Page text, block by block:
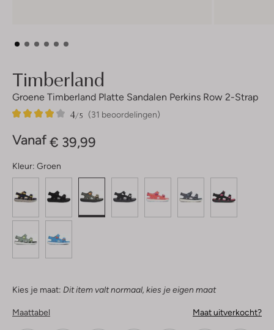
Timberland
Groene Timberland Platte Sandalen Perkins Row 2-Strap
(31 beoordelingen)
4/5
31
4
Sterren
Vanaf € 39,99
Kleur: Groen
Kies je maat: Dit item valt normaal, kies je eigen maat
Maattabel Maat uitverkocht?